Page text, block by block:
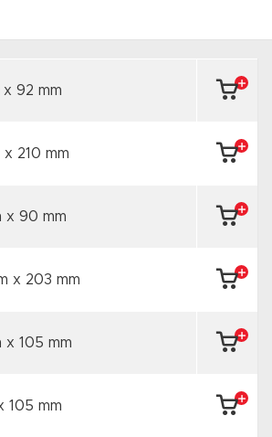
x 92 mm
x 210 mm
x 90 mm
x 203 mm
x 105 mm
105 mm